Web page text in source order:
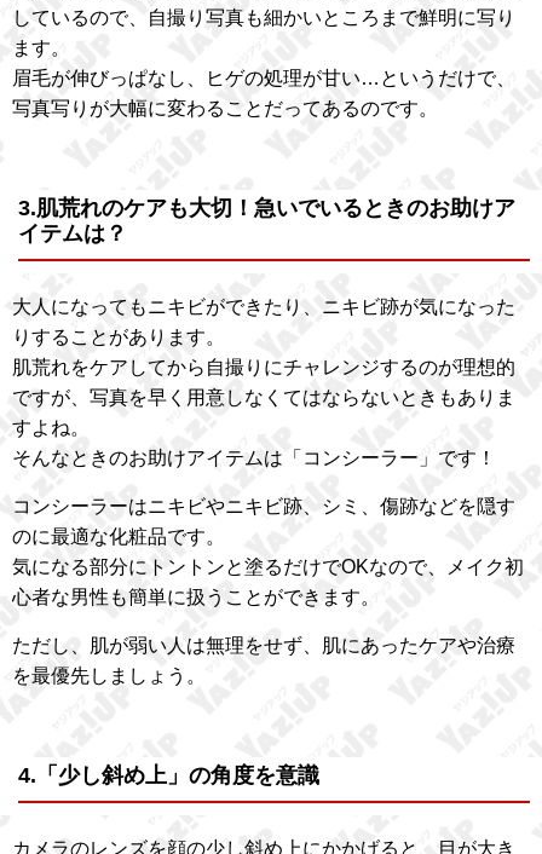
しているので、自撮り写真も細かいところまで鮮明に写り
ます。
眉毛が伸びっぱなし、ヒゲの処理が甘い…というだけで、
写真写りが大幅に変わることだってあるのです。
3.肌荒れのケアも大切！急いでいるときのお助けア
イテムは？
大人になってもニキビができたり、ニキビ跡が気になった
りすることがあります。
肌荒れをケアしてから自撮りにチャレンジするのが理想的
ですが、写真を早く用意しなくてはならないときもありま
すよね。
そんなときのお助けアイテムは「コンシーラー」です！
コンシーラーはニキビやニキビ跡、シミ、傷跡などを隠す
のに最適な化粧品です。
気になる部分にトントンと塗るだけでOKなので、メイク初
心者な男性も簡単に扱うことができます。
ただし、肌が弱い人は無理をせず、肌にあったケアや治療
を最優先しましょう。
4.「少し斜め上」の角度を意識
カメラのレンズを顔の少し斜め上にかかげると、目が大き